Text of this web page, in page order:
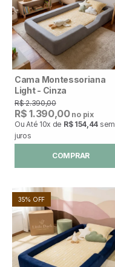
Cama Montessoriana
Light - Cinza
R$ 2.390,00
R$ 1.390,00no pix
Ou Até 10x de R$ 154,44 sem
juros
COMPRAR
35% OFF